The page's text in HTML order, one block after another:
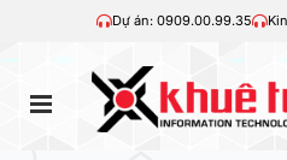
Dự án: 0909.00.99.35